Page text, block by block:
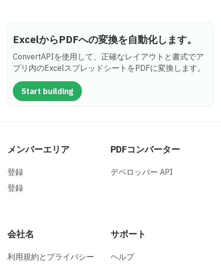
ExcelからPDFへの変換を自動化します。
ConvertAPIを使用して、正確なレイアウトと書式でア
プリ内のExcelスプレッドシートをPDFに変換します。
Start building
メンバーエリア
登録
登録
PDFコンバーター
デベロッパー API
会社名
利用規約とプライバシー
サポート
ヘルプ